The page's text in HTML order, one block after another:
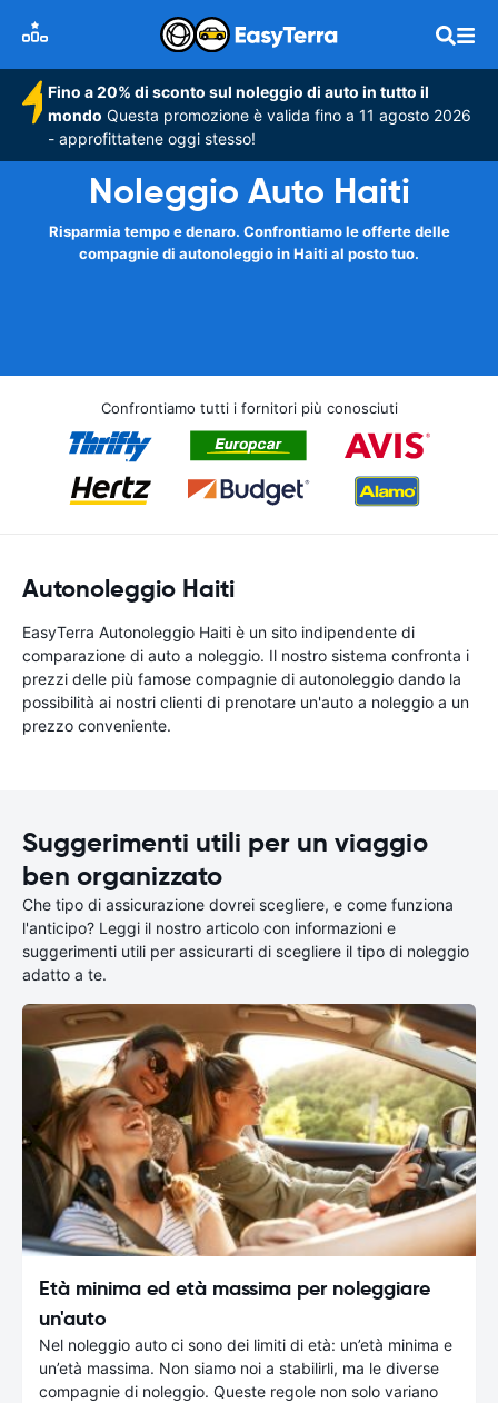
Fino a 20% di sconto sul noleggio di auto in tutto il
mondo Questa promozione è valida fino a 11 agosto 2026
- approfittatene oggi stesso!
Noleggio Auto Haiti
Risparmia tempo e denaro. Confrontiamo le offerte delle
compagnie di autonoleggio in Haiti al posto tuo.
Confrontiamo tutti i fornitori più conosciuti
Autonoleggio Haiti
EasyTerra Autonoleggio Haiti è un sito indipendente di
comparazione di auto a noleggio. Il nostro sistema confronta i
prezzi delle più famose compagnie di autonoleggio dando la
possibilità ai nostri clienti di prenotare un'auto a noleggio a un
prezzo conveniente.
Suggerimenti utili per un viaggio
ben organizzato
Che tipo di assicurazione dovrei scegliere, e come funziona
l'anticipo? Leggi il nostro articolo con informazioni e
suggerimenti utili per assicurarti di scegliere il tipo di noleggio
adatto a te.
Età minima ed età massima per noleggiare
un'auto
Nel noleggio auto ci sono dei limiti di età: un’età minima e
un’età massima. Non siamo noi a stabilirli, ma le diverse
compagnie di noleggio. Queste regole non solo variano